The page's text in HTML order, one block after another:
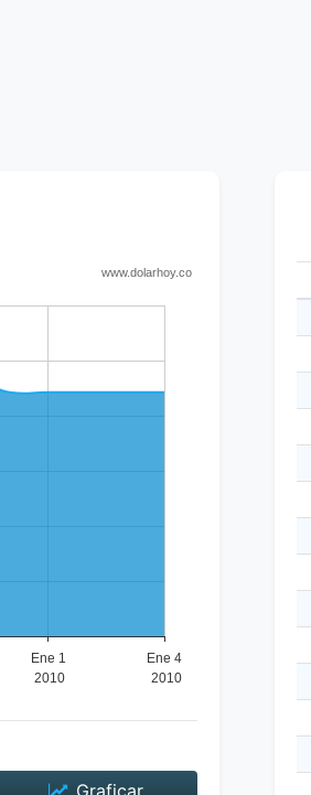
Graficar